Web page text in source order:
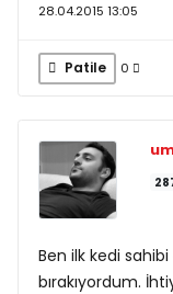
28.04.2015 13:05
Patile 0
Ben ilk kedi
bırakıyordum.